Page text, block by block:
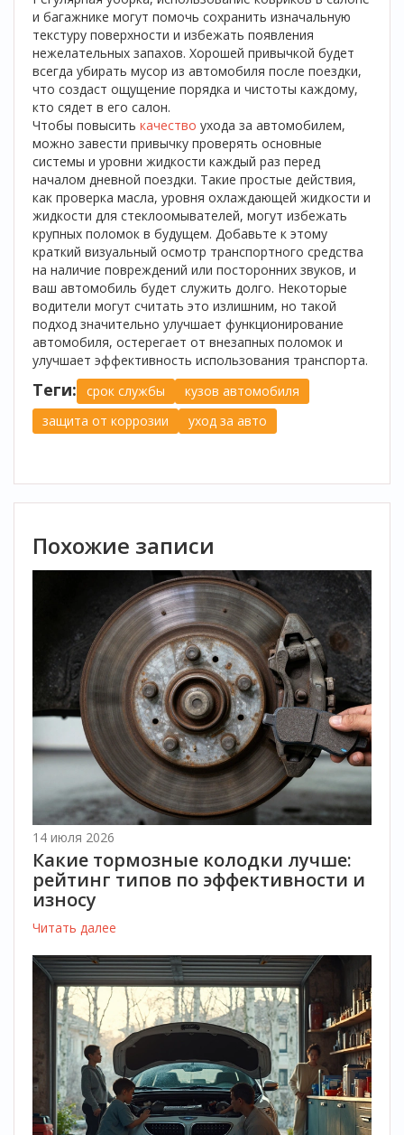
и багажнике могут помочь сохранить изначальную
текстуру поверхности и избежать появления
нежелательных запахов. Хорошей привычкой будет
всегда убирать мусор из автомобиля после поездки,
что создаст ощущение порядка и чистоты каждому,
кто сядет в его салон.
Чтобы повысить качество ухода за автомобилем,
можно завести привычку проверять основные
системы и уровни жидкости каждый раз перед
началом дневной поездки. Такие простые действия,
как проверка масла, уровня охлаждающей жидкости и
жидкости для стеклоомывателей, могут избежать
крупных поломок в будущем. Добавьте к этому
краткий визуальный осмотр транспортного средства
на наличие повреждений или посторонних звуков, и
ваш автомобиль будет служить долго. Некоторые
водители могут считать это излишним, но такой
подход значительно улучшает функционирование
автомобиля, остерегает от внезапных поломок и
улучшает эффективность использования транспорта.
Теги: срок службы
кузов автомобиля
защита от коррозии
уход за авто
Похожие записи
14 июля 2026
Какие тормозные колодки лучше:
рейтинг типов по эффективности и
износу
Читать далее